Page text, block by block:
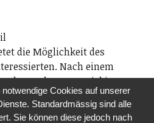
die Möglichkeit des
Nach einem
Thema, kann ausgiebig
kath. Kirche Richterswil
Cookies auf unserer
Standardmässig sind alle
Sie können diese jedoch nach